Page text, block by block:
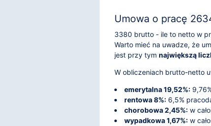
Umowa o pracę
3380 brutto - ile to netto w
Warto mieć na uwadze, że
jest przy tym największą
W obliczeniach brutto-netto
emerytalna 19,52%:
rentowa 8%: 6,5%
chorobowa 2,45%: w
wypadkowa 1,67%: w